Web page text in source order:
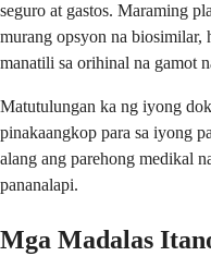
seguro at gastos. Maraming
murang opsyon na biosimilar,
manatili sa orihinal na gamot
Matutulungan ka ng iyong
pinakaangkop para sa iyong
alang ang parehong medikal
pananalapi.
Mga Madalas